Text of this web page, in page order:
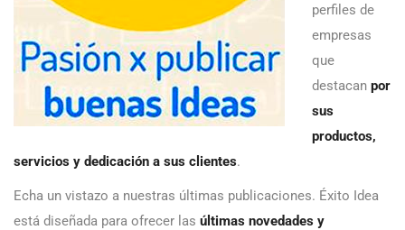
perfiles de
empresas
que
destacan por
sus
productos,
servicios y dedicación a sus clientes.
Echa un vistazo a nuestras últimas publicaciones. Éxito Idea
está diseñada para ofrecer las últimas novedades y